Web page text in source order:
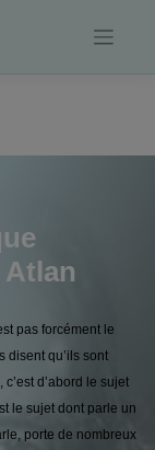
pas forcément le
disent qu’ils sont
d’abord le sujet
le sujet dont parle un
porte de nombreux